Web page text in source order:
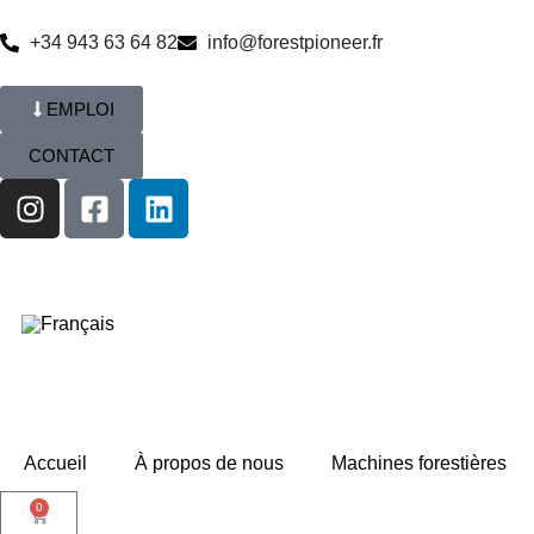
+34 943 63 64 82 info@forestpioneer.fr
EMPLOI
CONTACT
Accueil À propos de nous Machines forestières
0